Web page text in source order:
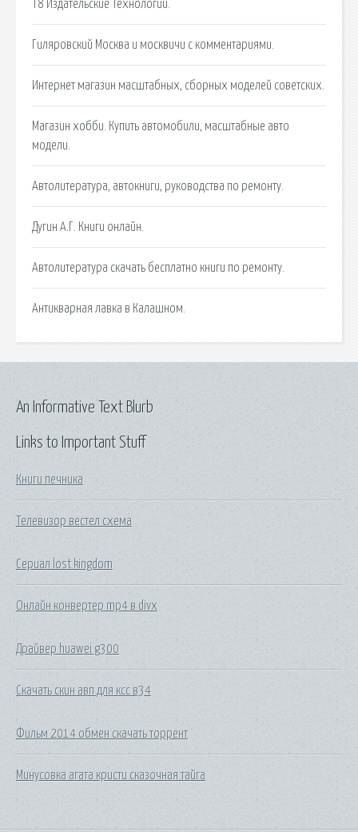
T8 Издательские Технологии.
Гиляровский Москва и москвичи с комментариями.
Интернет магазин масштабных, сборных моделей советских.
Магазин хобби. Купить автомобили, масштабные авто
модели.
Автолитература, автокниги, руководства по ремонту.
Дугин А.Г. Книги онлайн.
Автолитература скачать бесплатно книги по ремонту.
Антикварная лавка в Калашном.
Links to Important Stuff
Книги печника
Телевизор вестел схема
Сериал lost kingdom
Онлайн конвертер mp4 в divx
Драйвер huawei g300
Скачать скин авп для ксс в34
Фильм 2014 обмен скачать торрент
Минусовка агата кристи сказочная тайга
An Informative Text Blurb